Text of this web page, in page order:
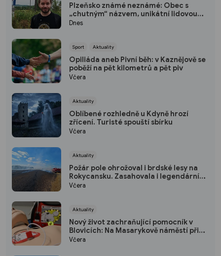
Plzeňsko známé neznámé: Obec s
„chutným“ názvem, unikátní lidovou
architekturou i 500 milionů let starým
Dnes
Sport Aktuality
Opiliáda aneb Pivní běh: v Kaznějově se
poběží na pět kilometrů a pět piv
Včera
Aktuality
Oblíbené rozhledně u Kdyně hrozí
zřícení. Turisté spouští sbírku
Včera
Aktuality
Požár pole ohrožoval i brdské lesy na
Rokycansku. Zasahovala i legendární
Praga V3S
Včera
Aktuality
Nový život zachraňující pomocník v
Blovicích: Na Masarykově náměstí přibyl
veřejně přístupný defibrilátor
Včera